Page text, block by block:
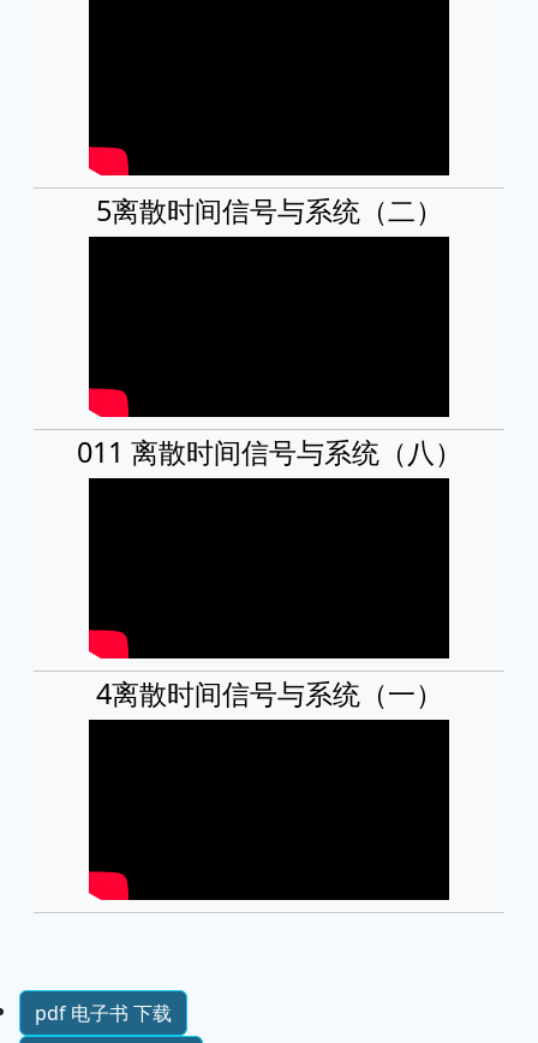
5离散时间信号与系统（二）
011 离散时间信号与系统（八）
4离散时间信号与系统（一）
pdf 电子书 下载